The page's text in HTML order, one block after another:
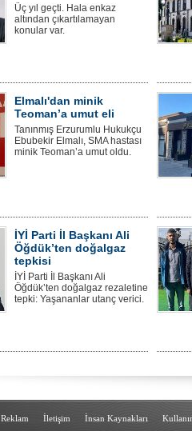
Üç yıl geçti. Hala enkaz
altından çıkartılamayan
konular var.
Elmalı'dan minik
Teoman’a umut eli
Tanınmış Erzurumlu Hukukçu
Ebubekir Elmalı, SMA hastası
minik Teoman’a umut oldu.
İYİ Parti İl Başkanı Ali
Öğdük’ten doğalgaz
tepkisi
İYİ Parti İl Başkanı Ali
Öğdük’ten doğalgaz rezaletine
tepki: Yaşananlar utanç verici.
Reklam İletişim İnsan Kaynakları